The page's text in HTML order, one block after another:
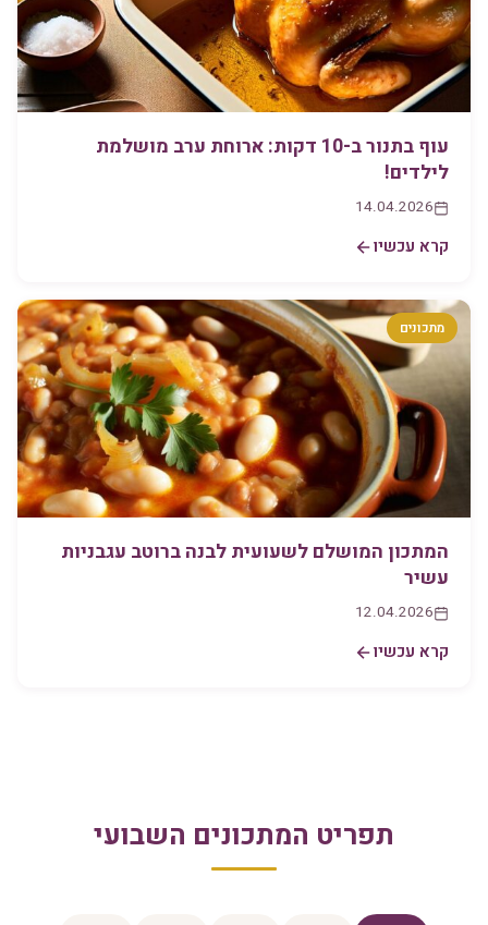
עוף בתנור ב-10 דקות: ארוחת ערב מושלמת
לילדים!
14.04.2026
קרא עכשיו
מתכונים
המתכון המושלם לשעועית לבנה ברוטב עגבניות
עשיר
12.04.2026
קרא עכשיו
תפריט המתכונים השבועי